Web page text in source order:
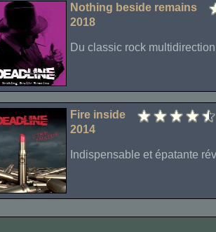
Nothing beside remains
2018
Du classic rock
Fire inside
2014
Indispensable et épatante